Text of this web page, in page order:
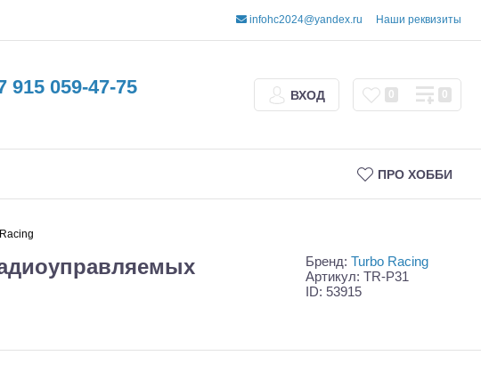
infohc2024@yandex.ru Наши реквизиты
915 059-47-75 ВХОД 0 0
ПРО ХОББИ
Бренд: Turbo Racing
Артикул: TR-P31
ID: 53915